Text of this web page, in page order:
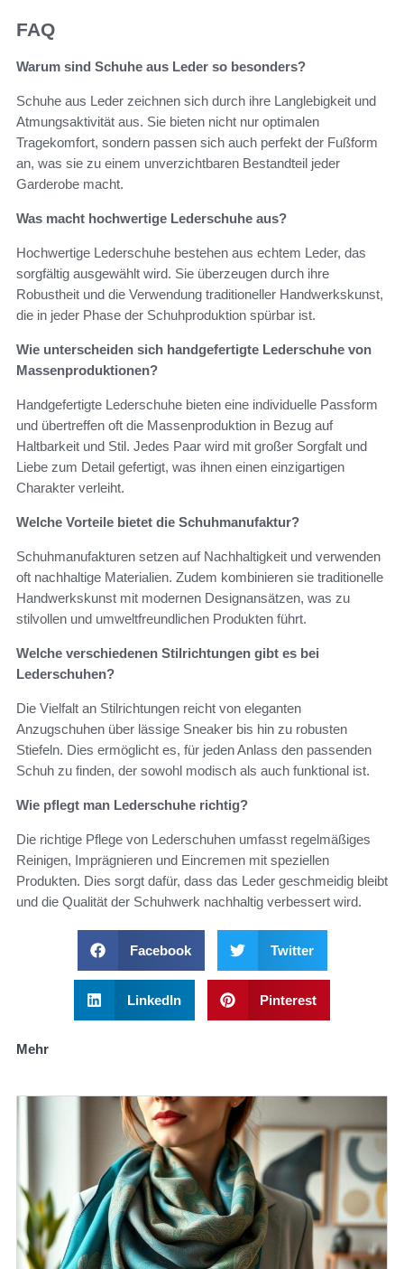
FAQ
Warum sind Schuhe aus Leder so besonders?
Schuhe aus Leder zeichnen sich durch ihre Langlebigkeit und
Atmungsaktivität aus. Sie bieten nicht nur optimalen
Tragekomfort, sondern passen sich auch perfekt der Fußform
an, was sie zu einem unverzichtbaren Bestandteil jeder
Garderobe macht.
Was macht hochwertige Lederschuhe aus?
Hochwertige Lederschuhe bestehen aus echtem Leder, das
sorgfältig ausgewählt wird. Sie überzeugen durch ihre
Robustheit und die Verwendung traditioneller Handwerkskunst,
die in jeder Phase der Schuhproduktion spürbar ist.
Wie unterscheiden sich handgefertigte Lederschuhe von
Massenproduktionen?
Handgefertigte Lederschuhe bieten eine individuelle Passform
und übertreffen oft die Massenproduktion in Bezug auf
Haltbarkeit und Stil. Jedes Paar wird mit großer Sorgfalt und
Liebe zum Detail gefertigt, was ihnen einen einzigartigen
Charakter verleiht.
Welche Vorteile bietet die Schuhmanufaktur?
Schuhmanufakturen setzen auf Nachhaltigkeit und verwenden
oft nachhaltige Materialien. Zudem kombinieren sie traditionelle
Handwerkskunst mit modernen Designansätzen, was zu
stilvollen und umweltfreundlichen Produkten führt.
Welche verschiedenen Stilrichtungen gibt es bei
Lederschuhen?
Die Vielfalt an Stilrichtungen reicht von eleganten
Anzugschuhen über lässige Sneaker bis hin zu robusten
Stiefeln. Dies ermöglicht es, für jeden Anlass den passenden
Schuh zu finden, der sowohl modisch als auch funktional ist.
Wie pflegt man Lederschuhe richtig?
Die richtige Pflege von Lederschuhen umfasst regelmäßiges
Reinigen, Imprägnieren und Eincremen mit speziellen
Produkten. Dies sorgt dafür, dass das Leder geschmeidig bleibt
und die Qualität der Schuhwerk nachhaltig verbessert wird.
Facebook Twitter
LinkedIn Pinterest
Mehr